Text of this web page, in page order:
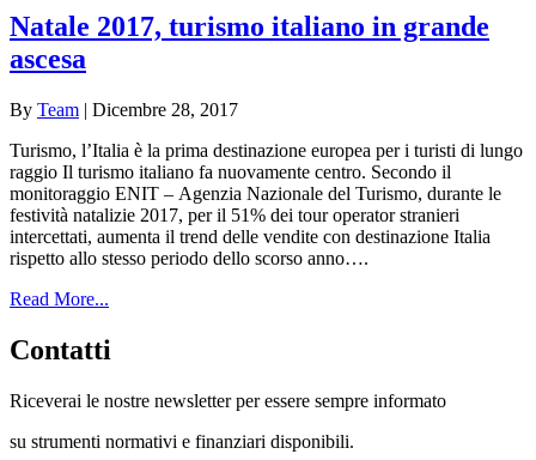
Natale 2017, turismo italiano in grande
ascesa
By Team | Dicembre 28, 2017
Turismo, l’Italia è la prima destinazione europea per i turisti di lungo
raggio Il turismo italiano fa nuovamente centro. Secondo il
monitoraggio ENIT – Agenzia Nazionale del Turismo, durante le
festività natalizie 2017, per il 51% dei tour operator stranieri
intercettati, aumenta il trend delle vendite con destinazione Italia
rispetto allo stesso periodo dello scorso anno….
Read More...
Contatti
Riceverai le nostre newsletter per essere sempre informato
su strumenti normativi e finanziari disponibili.